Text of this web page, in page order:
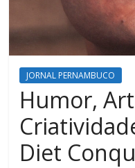
JORNAL PERNAMBUCO
Humor,
Diet